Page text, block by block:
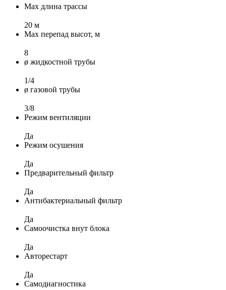
Max длина трассы
20 м
Max перепад высот, м
8
ø жидкостной трубы
1/4
ø газовой трубы
3/8
Режим вентиляции
Да
Режим осушения
Да
Предварительный фильтр
Да
Антибактериальный фильтр
Да
Самоочистка внут блока
Да
Авторестарт
Да
Самодиагностика